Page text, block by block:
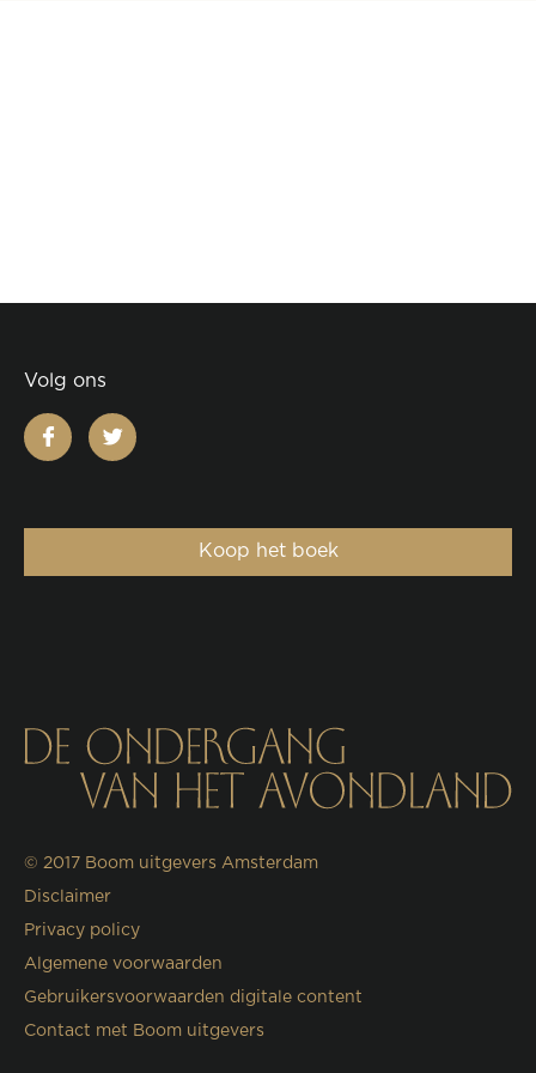
Volg ons
facebooktwitter
Koop het boek
© 2017 Boom uitgevers Amsterdam
Disclaimer
Privacy policy
Algemene voorwaarden
Gebruikersvoorwaarden digitale content
Contact met Boom uitgevers